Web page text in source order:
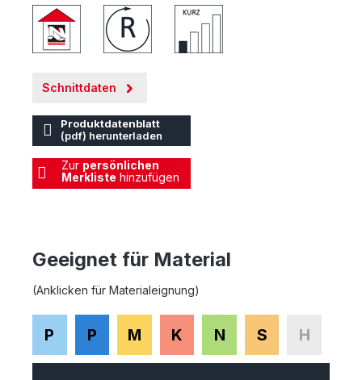
Schnittdaten
Produktdatenblatt
(pdf) herunterladen
Zur persönlichen
Merkliste hinzufügen
Geeignet für Material
(Anklicken für Materialeignung)
P P M K N S H